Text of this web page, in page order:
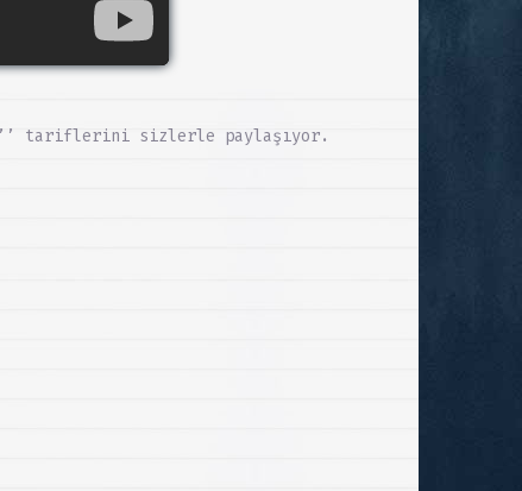
tariflerini sizlerle paylaşıyor.